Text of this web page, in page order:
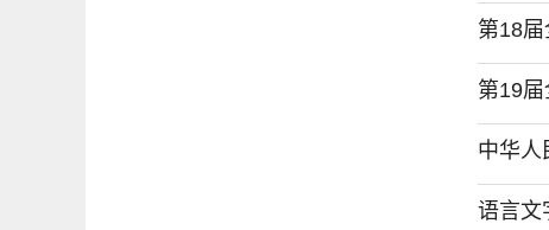
第18
第19
中华人
语言文